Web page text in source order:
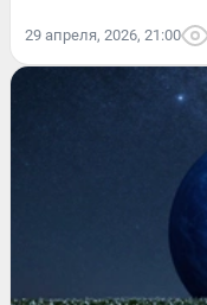
29 апреля, 2026, 21:00